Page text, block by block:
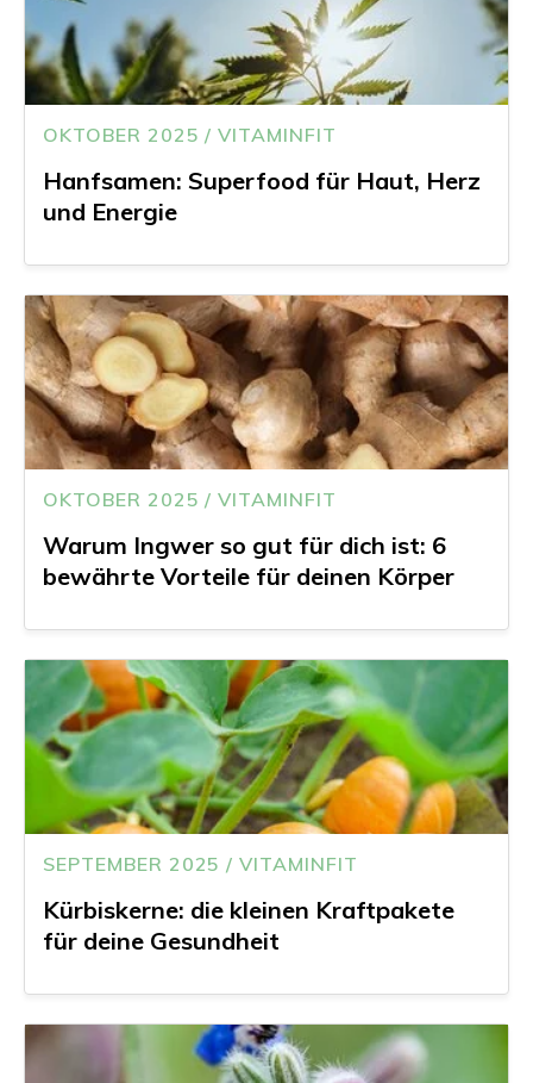
OKTOBER 2025 / VITAMINFIT
Hanfsamen: Superfood für Haut, Herz
und Energie
OKTOBER 2025 / VITAMINFIT
Warum Ingwer so gut für dich ist: 6
bewährte Vorteile für deinen Körper
SEPTEMBER 2025 / VITAMINFIT
Kürbiskerne: die kleinen Kraftpakete
für deine Gesundheit